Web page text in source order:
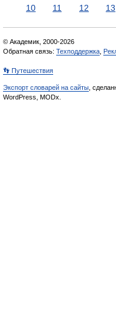
10
11 12 13
© Академик, 2000-2026
Обратная связь: Техподдержка
👣 Путешествия
Экспорт словарей на сайты ,
WordPress, MODx.